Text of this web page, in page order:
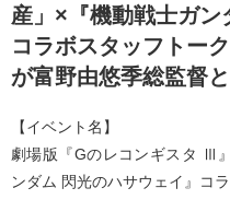
産」×『機動戦士ガン
コラボスタッフトー
が富野由悠季総監督
【イベント名】
劇場版『Gのレコンギスタ Ⅲ
ンダム 閃光のハサウェイ』コ